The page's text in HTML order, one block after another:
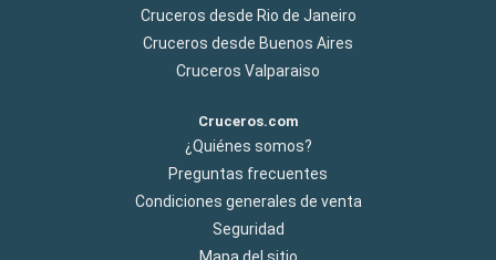
Cruceros desde Rio de Janeiro
Cruceros desde Buenos Aires
Cruceros Valparaiso
Cruceros.com
¿Quiénes somos?
Preguntas frecuentes
Condiciones generales de venta
Seguridad
Mapa del sitio